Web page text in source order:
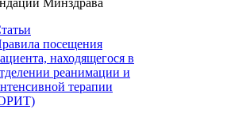
Минздрава
посещения
находящегося в
реанимации и
терапии